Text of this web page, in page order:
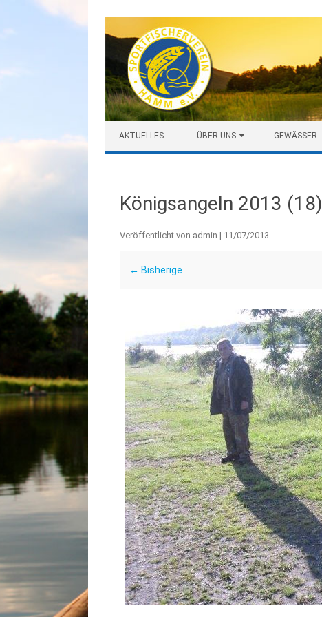
AKTUELLES ÜBER UNS GEWÄSSER
Königsangeln 2013 (18)
Veröffentlicht von admin | 11/07/2013
← Bisherige